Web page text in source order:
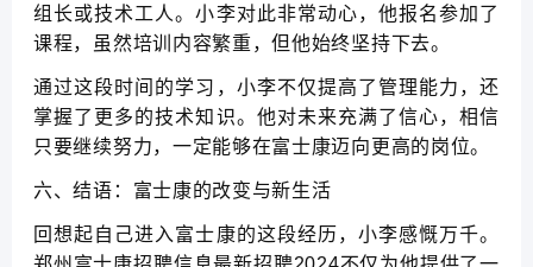
组长或技术工人。小李对此非常动心，他报名参加了
课程，虽然培训内容繁重，但他始终坚持下去。
通过这段时间的学习，小李不仅提高了管理能力，还
掌握了更多的技术知识。他对未来充满了信心，相信
只要继续努力，一定能够在富士康迈向更高的岗位。
六、结语：富士康的改变与新生活
回想起自己进入富士康的这段经历，小李感慨万千。